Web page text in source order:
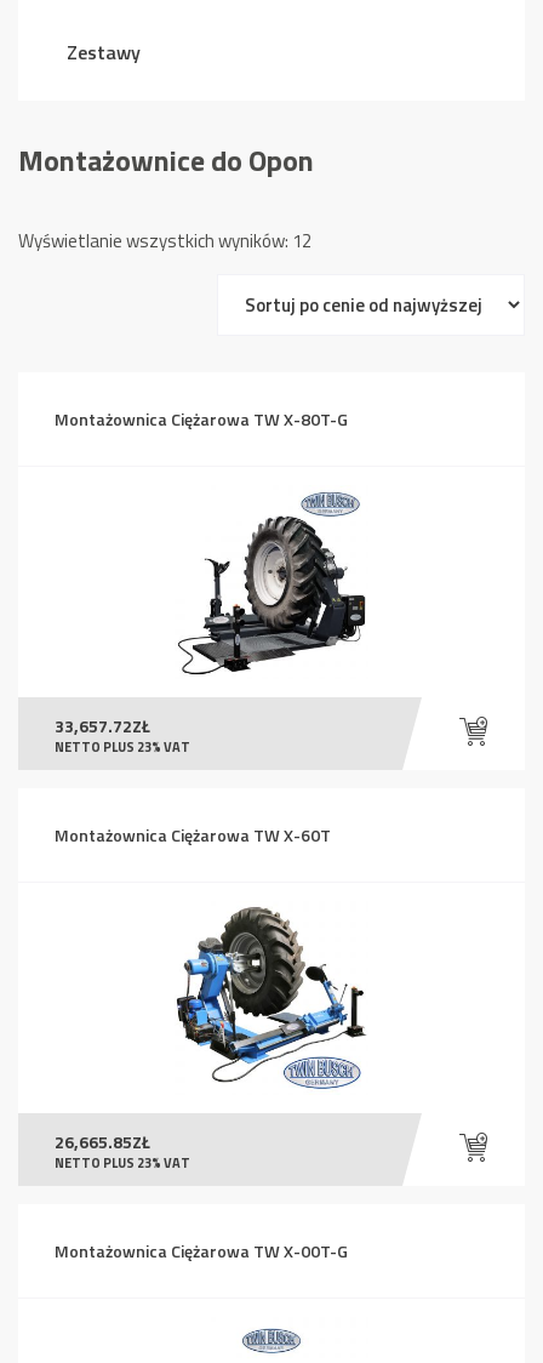
Zestawy
Montażownice do Opon
Wyświetlanie wszystkich wyników: 12
ceny:
niskiej
Montażownica Ciężarowa TW X-80T-G
33,657.72ZŁ
NETTO PLUS 23% VAT
Montażownica Ciężarowa TW X-60T
26,665.85ZŁ
NETTO PLUS 23% VAT
Montażownica Ciężarowa TW X-00T-G